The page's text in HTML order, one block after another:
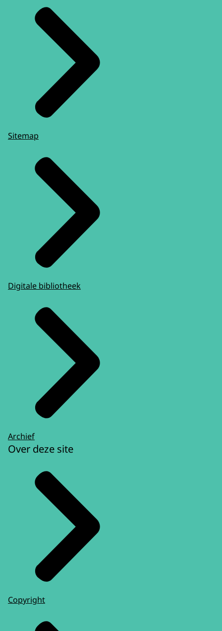
Sitemap
Digitale bibliotheek
Archief
Over deze site
Copyright